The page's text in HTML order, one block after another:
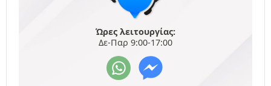
Ώρες λειτουργίας:
Δε-Παρ 9:00-17:00